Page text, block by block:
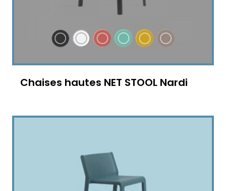
Chaises hautes NET STOOL Nardi